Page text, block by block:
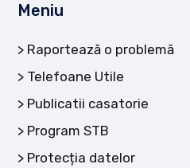
Meniu
Raportează o problemă
Telefoane Utile
Publicatii casatorie
Program STB
Protecția datelor